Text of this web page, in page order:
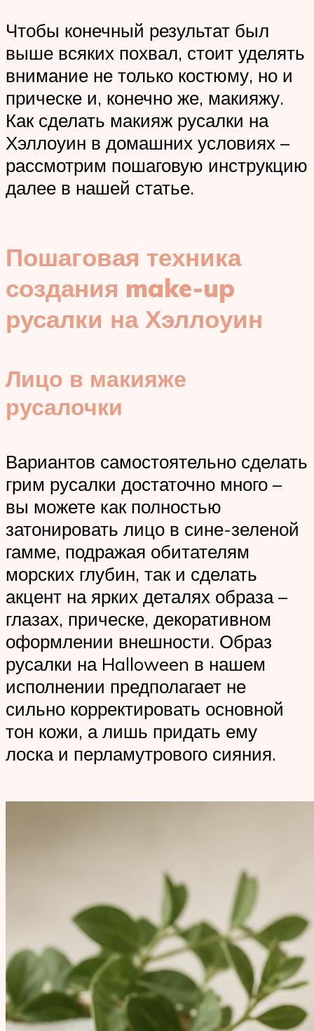
Чтобы конечный результат был
выше всяких похвал, стоит уделять
внимание не только костюму, но и
прическе и, конечно же, макияжу.
Как сделать макияж русалки на
Хэллоуин в домашних условиях –
рассмотрим пошаговую инструкцию
далее в нашей статье.
Пошаговая техника
создания make-up
русалки на Хэллоуин
Лицо в макияже
русалочки
Вариантов самостоятельно сделать
грим русалки достаточно много –
вы можете как полностью
затонировать лицо в сине-зеленой
гамме, подражая обитателям
морских глубин, так и сделать
акцент на ярких деталях образа –
глазах, прическе, декоративном
оформлении внешности. Образ
русалки на Halloween в нашем
исполнении предполагает не
сильно корректировать основной
тон кожи, а лишь придать ему
лоска и перламутрового сияния.